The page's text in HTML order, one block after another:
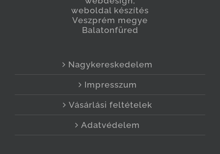
Nagykereskedelem
Impresszum
Vásárlási feltételek
Adatvédelem